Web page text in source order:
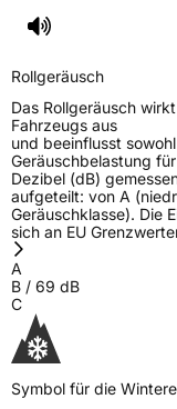
Rollgeräusch
Das Rollgeräusch
Fahrzeugs aus
und beeinflusst
Geräuschbelastung
Dezibel (dB)
aufgeteilt: von A
Geräuschklasse). Die
sich an EU
A
B / 69 dB
C
Symbol für die